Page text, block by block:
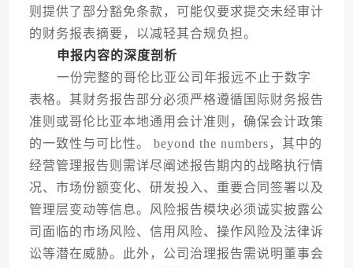
则提供了部分豁免条款，可能仅要求提交未经审计
的财务报表摘要，以减轻其合规负担。
申报内容的深度剖析
一份完整的哥伦比亚公司年报远不止于数字
表格。其财务报告部分必须严格遵循国际财务报告
准则或哥伦比亚本地通用会计准则，确保会计政策
的一致性与可比性。 beyond the numbers，其中的
经营管理报告则需详尽阐述报告期内的战略执行情
况、市场份额变化、研发投入、重要合同签署以及
管理层变动等信息。风险报告模块必须诚实披露公
司面临的市场风险、信用风险、操作风险及法律诉
讼等潜在威胁。此外，公司治理报告需说明董事会